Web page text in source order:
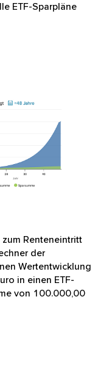
ETF-Sparpläne
Renteneintritt
der
Wertentwicklung
in einen ETF-
von 100.000,00